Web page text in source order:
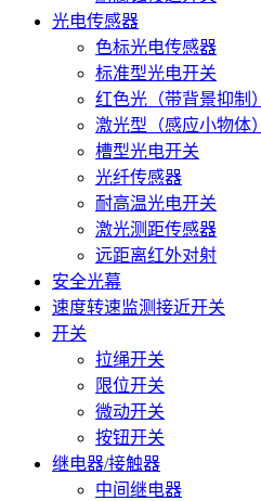
光电传感器
色标光电传感器
标准型光电开关
红色光（带背景抑制）
激光型（感应小物体）
槽型光电开关
光纤传感器
耐高温光电开关
激光测距传感器
远距离红外对射
安全光幕
速度转速监测接近开关
开关
拉绳开关
限位开关
微动开关
按钮开关
继电器/接触器
中间继电器